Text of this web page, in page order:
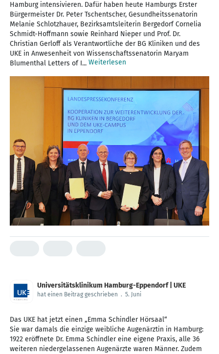
Hamburg intensivieren. Dafür haben heute Hamburgs Erster
Bürgermeister Dr. Peter Tschentscher, Gesundheitssenatorin
Melanie Schlotzhauer, Bezirksamtsleiterin Bergedorf Cornelia
Schmidt-Hoffmann sowie Reinhard Nieper und Prof. Dr.
Christian Gerloff als Verantwortliche der BG Kliniken und des
UKE in Anwesenheit von Wissenschaftssenatorin Maryam
Blumenthal Letters of I... Weiterlesen
Universitätsklinikum Hamburg-Eppendorf | UKE
hat einen Beitrag geschrieben . 5. Juni
Das UKE hat jetzt einen „Emma Schindler Hörsaal“
Sie war damals die einzige weibliche Augenärztin in Hamburg:
1922 eröffnete Dr. Emma Schindler eine eigene Praxis, alle 36
weiteren niedergelassenen Augenärzte waren Männer. Zudem